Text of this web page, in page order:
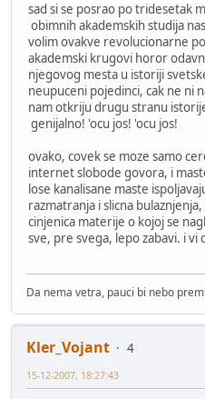
sad si se posrao po tridesetak
obimnih akademskih studija
volim ovakve revolucionarne
akademski krugovi horor
njegovog mesta u istoriji
neupuceni pojedinci, cak ne ni
nam otkriju drugu stranu
genijalno! 'ocu jos! 'ocu jos!
ovako, covek se moze samo
internet slobode govora, i
lose kanalisane maste
razmatranja i slicna
cinjenica materije o kojoj se
sve, pre svega, lepo zabavi. i
Da nema vetra, pauci bi nebo
Kler_Vojant
4
15-12-2007, 18:27:43